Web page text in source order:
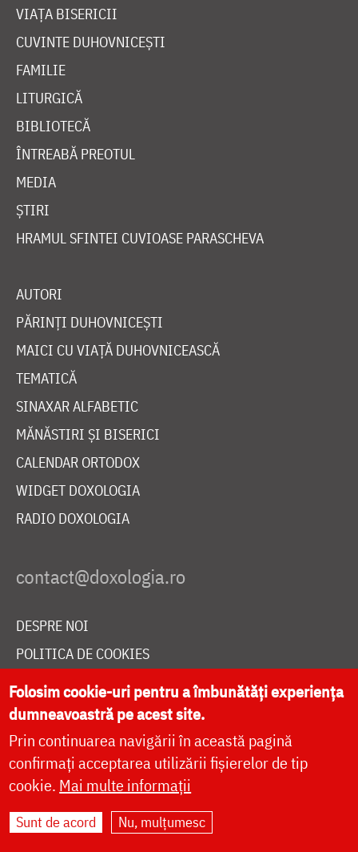
VIAȚA BISERICII
CUVINTE DUHOVNICEȘTI
FAMILIE
LITURGICĂ
BIBLIOTECĂ
ÎNTREABĂ PREOTUL
MEDIA
ȘTIRI
HRAMUL SFINTEI CUVIOASE PARASCHEVA
AUTORI
PĂRINȚI DUHOVNICEȘTI
MAICI CU VIAȚĂ DUHOVNICEASCĂ
TEMATICĂ
SINAXAR ALFABETIC
MĂNĂSTIRI ȘI BISERICI
CALENDAR ORTODOX
WIDGET DOXOLOGIA
RADIO DOXOLOGIA
DESPRE NOI
POLITICA DE COOKIES
DONEAZĂ ONLINE PENTRU CATEDRALA NAȚIONALĂ
LIVE
Site dezvoltat deDOXOLOGIA MEDIA
Arhiepiscopia Iașilor | ©
Folosim cookie-uri pentru a îmbunătăți experiența
dumneavoastră pe acest site.
Prin continuarea navigării în această pagină
confirmați acceptarea utilizării fișierelor de tip
cookie. Mai multe informații
Sunt de acord Nu, mulțumesc